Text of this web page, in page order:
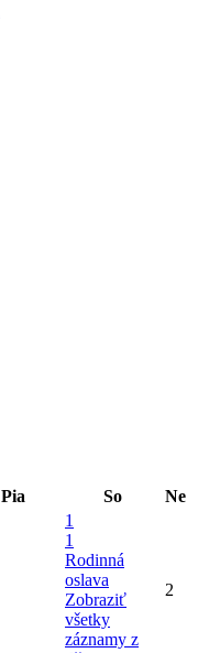
Pia So Ne
1
1
Rodinná
oslava
Zobraziť
všetky
záznamy z
2